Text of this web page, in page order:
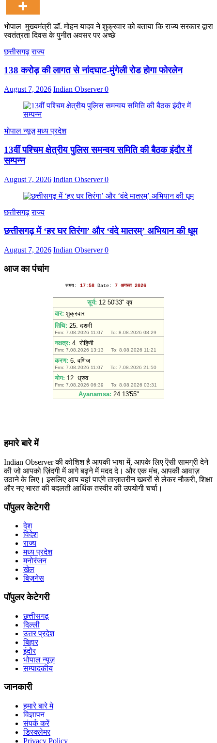
भोपाल मुख्यमंत्री डॉ. मोहन यादव ने शुक्रवार को बताया कि राज्य सरकार द्वारा
स्वतंत्रता दिवस के पुनीत अवसर पर अच्छे
छत्तीसगढ़ राज्य
138 करोड़ की लागत से नांदघाट-मुंगेली रोड होगा फोरलेन
August 7, 2026 Indian Observer0
भोपाल न्यूज़ मध्य प्रदेश
13वीं पश्चिम क्षेत्रीय पुलिस समन्वय समिति की बैठक इंदौर में
सम्पन्न
August 7, 2026 Indian Observer0
छत्तीसगढ़ राज्य
छत्तीसगढ़ में ‘हर घर तिरंगा’ और ‘वंदे मातरम्’ अभियान की धूम
August 7, 2026 Indian Observer0
आज का पंचांग
हमारे बारे में
Indian Observer की कोशिश है आपकी भाषा में, आपके लिए ऎसी सामग्री देने
की जो आपको ज़िंदगी में आगे बढ़ने में मदद दे। और एक मंच, आपकी आवाज़
उठाने के लिए। इसलिए आप यहां पाएंगे ताज़ातरीन खबरों से लेकर नौकरी, शिक्षा
और नए भारत की बदलती आर्थिक तस्वीर की उपयोगी चर्चा।
पॉपुलर केटेगरी
देश
विदेश
राज्य
मध्य प्रदेश
मनोरंजन
खेल
बिज़नेस
पॉपुलर केटेगरी
छत्तीसगढ़
दिल्ली
उत्तर प्रदेश
बिहार
इंदौर
भोपाल न्यूज़
सम्पादकीय
जानकारी
हमारे बारे मे
विज्ञापन
संपर्क करें
डिस्क्लेमर
Privacy Policy